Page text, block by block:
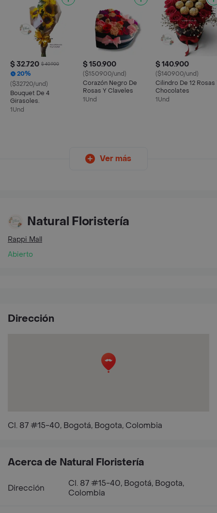
$ 32.720 $ 40.900
20%
($32720/und)
Bouquet De 4
Girasoles.
1Und
$ 150.900
($150900/und)
Corazón Negro De
Rosas Y Claveles
1Und
$ 140.900
($140900/und)
Cilindro De 12 Rosas
Chocolates
1Und
Ver más
Natural Floristería
Rappi Mall
Abierto
Dirección
Cl. 87 #15-40, Bogotá, Bogota, Colombia
Acerca de Natural Floristería
Dirección
Cl. 87 #15-40, Bogotá, Bogota,
Colombia